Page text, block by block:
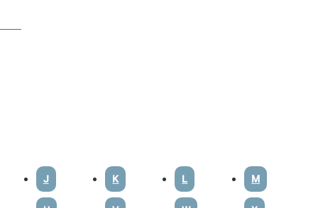
J K L M